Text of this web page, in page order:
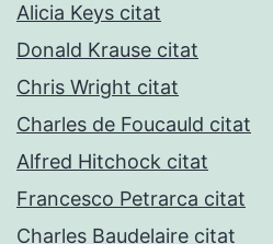
Alicia Keys citat
Donald Krause citat
Chris Wright citat
Charles de Foucauld citat
Alfred Hitchock citat
Francesco Petrarca citat
Charles Baudelaire citat